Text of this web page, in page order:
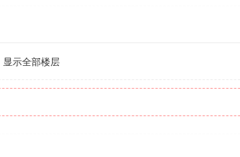
显示全部楼层